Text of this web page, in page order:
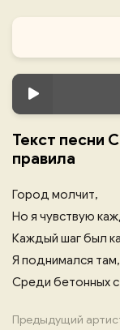
Текст песни
правила
Город молчит,
Но я чувствую
Каждый шаг был
Я поднимался
Среди бетонных
Предыдущий